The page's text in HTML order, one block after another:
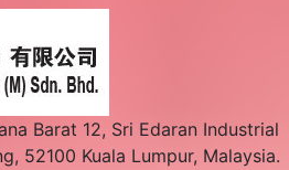
Barat 12, Sri Edaran Industrial
52100 Kuala Lumpur, Malaysia.